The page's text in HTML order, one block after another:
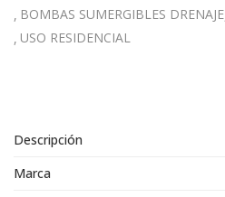
BOMBAS SUMERGIBLES DRENAJE
USO RESIDENCIAL
Descripción
Marca